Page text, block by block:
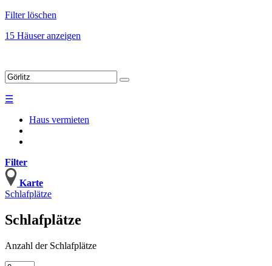
Filter löschen
15 Häuser anzeigen
☰
Haus vermieten
Filter
Karte
Schlafplätze
Schlafplätze
Anzahl der Schlafplätze